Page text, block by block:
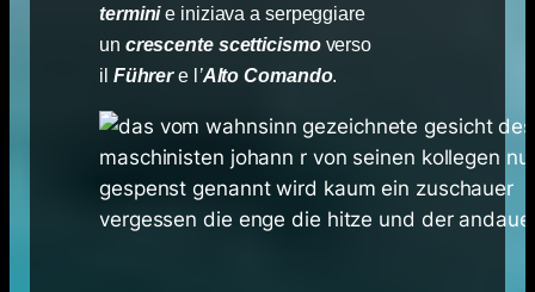
terminie iniziava a serpeggiare
un crescente scetticismoverso
il Führere l ’Alto Comando.